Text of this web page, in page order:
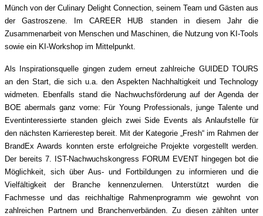
Münch von der Culinary Delight Connection, seinem Team und Gästen aus
der Gastroszene. Im CAREER HUB standen in diesem Jahr die
Zusammenarbeit von Menschen und Maschinen, die Nutzung von KI-Tools
sowie ein KI-Workshop im Mittelpunkt.
Als Inspirationsquelle gingen zudem erneut zahlreiche GUIDED TOURS
an den Start, die sich u.a. den Aspekten Nachhaltigkeit und Technology
widmeten. Ebenfalls stand die Nachwuchsförderung auf der Agenda der
BOE abermals ganz vorne: Für Young Professionals, junge Talente und
Eventinteressierte standen gleich zwei Side Events als Anlaufstelle für
den nächsten Karrierestep bereit. Mit der Kategorie „Fresh“ im Rahmen der
BrandEx Awards konnten erste erfolgreiche Projekte vorgestellt werden.
Der bereits 7. IST-Nachwuchskongress FORUM EVENT hingegen bot die
Möglichkeit, sich über Aus- und Fortbildungen zu informieren und die
Vielfältigkeit der Branche kennenzulernen. Unterstützt wurden die
Fachmesse und das reichhaltige Rahmenprogramm wie gewohnt von
zahlreichen Partnern und Branchenverbänden. Zu diesen zählten unter